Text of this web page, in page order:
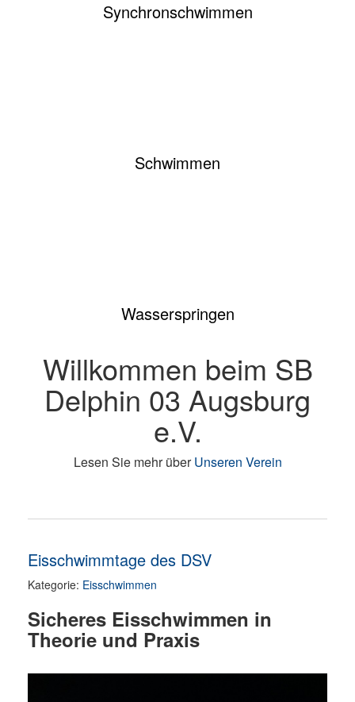
Synchronschwimmen
Schwimmen
Wasserspringen
Willkommen beim SB
Delphin 03 Augsburg
e.V.
Lesen Sie mehr überUnseren Verein
Eisschwimmtage des DSV
Kategorie: Eisschwimmen
Sicheres Eisschwimmen in
Theorie und Praxis